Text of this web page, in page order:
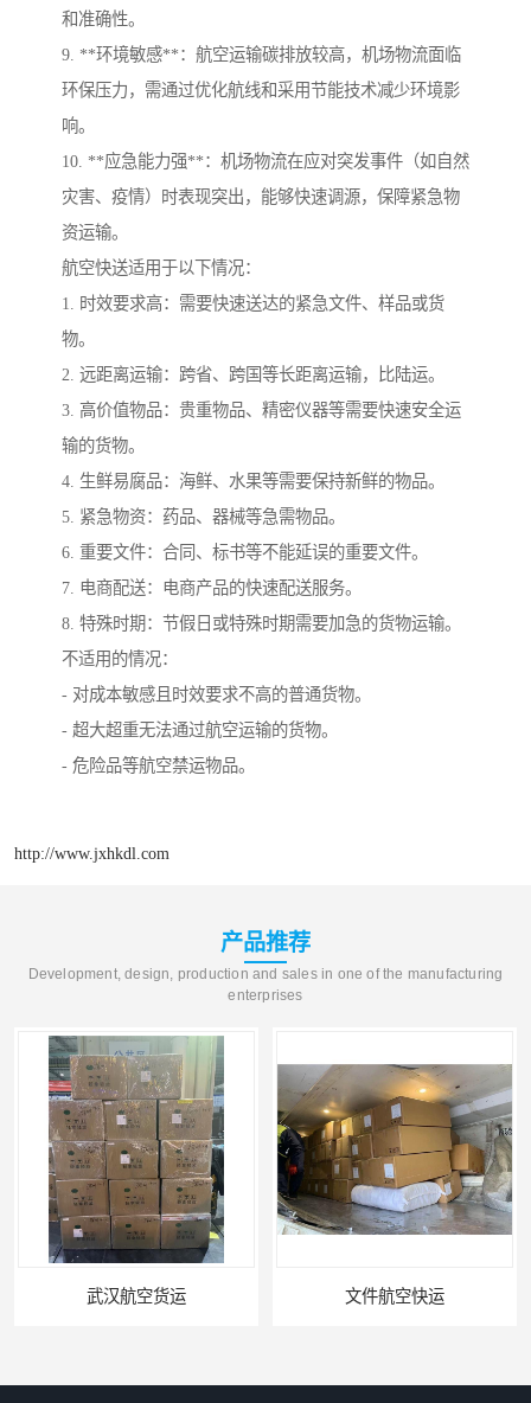
和准确性。
9. **环境敏感**：航空运输碳排放较高，机场物流面临
环保压力，需通过优化航线和采用节能技术减少环境影
响。
10. **应急能力强**：机场物流在应对突发事件（如自然
灾害、疫情）时表现突出，能够快速调源，保障紧急物
资运输。
航空快送适用于以下情况：
1. 时效要求高：需要快速送达的紧急文件、样品或货
物。
2. 远距离运输：跨省、跨国等长距离运输，比陆运。
3. 高价值物品：贵重物品、精密仪器等需要快速安全运
输的货物。
4. 生鲜易腐品：海鲜、水果等需要保持新鲜的物品。
5. 紧急物资：药品、器械等急需物品。
6. 重要文件：合同、标书等不能延误的重要文件。
7. 电商配送：电商产品的快速配送服务。
8. 特殊时期：节假日或特殊时期需要加急的货物运输。
不适用的情况：
- 对成本敏感且时效要求不高的普通货物。
- 超大超重无法通过航空运输的货物。
- 危险品等航空禁运物品。
http://www.jxhkdl.com
产品推荐
Development, design, production and sales in one of the manufacturing
enterprises
武汉航空货运 文件航空快运